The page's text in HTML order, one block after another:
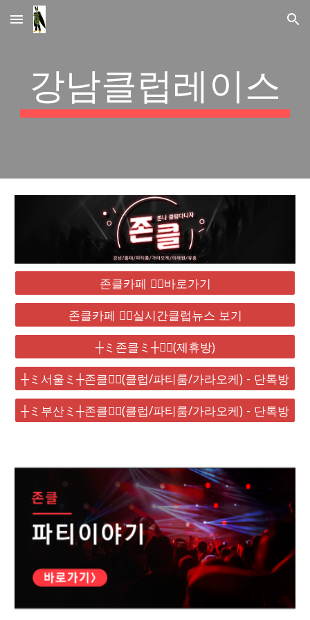
Skip to main content Skip to navigation
강남클럽레이스
존클카페 ❤️‍🔥바로가기
존클카페 ❤️‍🔥실시간클럽뉴스 보기
┼ミ존클ミ┼❤️‍🔥(제휴방)
┼ミ서울ミ┼존클❤️‍🔥(클럽/파티룸/가라오케) - 단톡방
┼ミ부산ミ┼존클❤️‍🔥(클럽/파티룸/가라오케) - 단톡방